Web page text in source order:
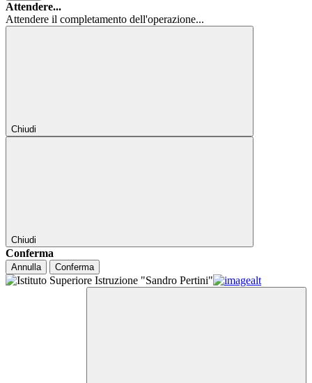
Attendere...
Attendere il completamento dell'operazione...
Chiudi
Chiudi
Conferma
Annulla Conferma